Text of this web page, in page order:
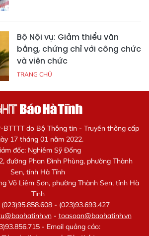
Bộ Nội vụ: Giảm thiểu văn
bằng, chứng chỉ với công chức
và viên chức
TRANG CHỦ
BTTTT do Bộ Thông tin - Truyền thông cấp
17 tháng 01 năm 2022.
đốc: Nghiêm Sỹ Đống
đường Phan Đình Phùng, phường Thành
Sen, tỉnh Hà Tĩnh
Võ Liêm Sơn, phường Thành Sen, tỉnh Hà
Tĩnh
- (023)93.693.427
- toasoan@baohatinh.vn
- Email quảng cáo: